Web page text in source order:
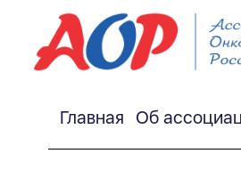
Главная Об